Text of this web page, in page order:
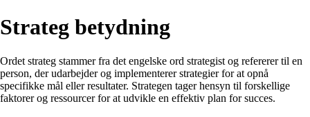
Strateg betydning
Ordet strateg stammer fra det engelske ord strategist og refererer til en
person, der udarbejder og implementerer strategier for at opnå
specifikke mål eller resultater. Strategen tager hensyn til forskellige
faktorer og ressourcer for at udvikle en effektiv plan for succes.